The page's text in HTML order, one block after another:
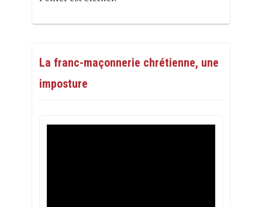
La franc-maçonnerie chrétienne, une
imposture